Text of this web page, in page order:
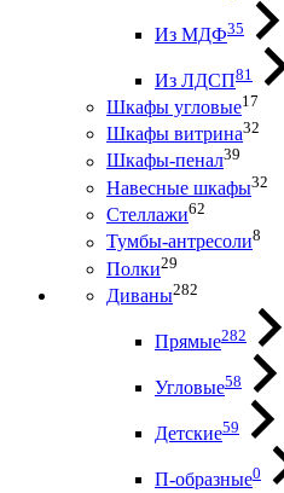
Из МДФ35
Из ЛДСП81
Шкафы угловые17
Шкафы витрина32
Шкафы-пенал39
Навесные шкафы32
Стеллажи62
Тумбы-антресоли8
Полки29
Диваны282
Прямые282
Угловые58
Детские59
П-образные0